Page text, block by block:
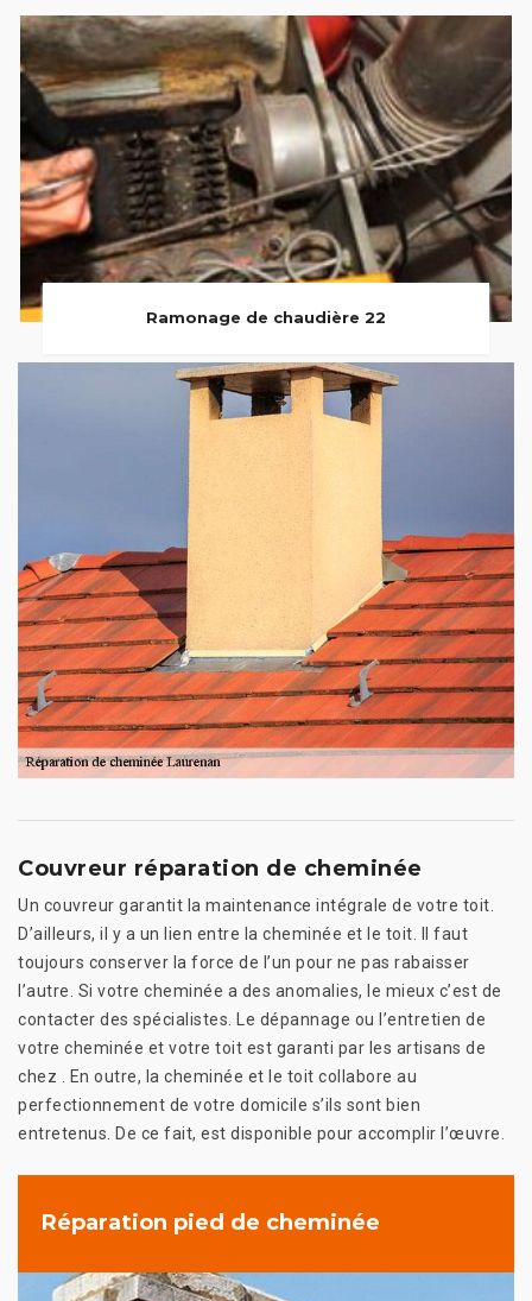
Ramonage de chaudière 22
Couvreur réparation de cheminée
Un couvreur garantit la maintenance intégrale de votre toit.
D’ailleurs, il y a un lien entre la cheminée et le toit. Il faut
toujours conserver la force de l’un pour ne pas rabaisser
l’autre. Si votre cheminée a des anomalies, le mieux c’est de
contacter des spécialistes. Le dépannage ou l’entretien de
votre cheminée et votre toit est garanti par les artisans de
chez . En outre, la cheminée et le toit collabore au
perfectionnement de votre domicile s’ils sont bien
entretenus. De ce fait, est disponible pour accomplir l’œuvre.
Réparation pied de cheminée